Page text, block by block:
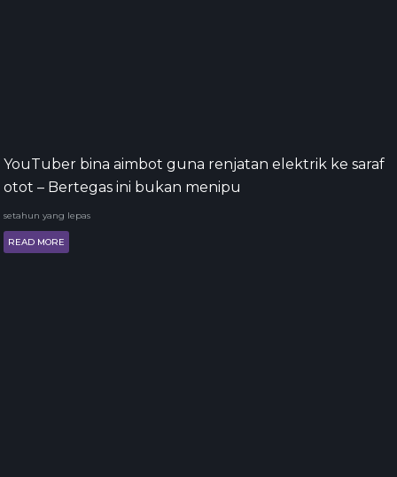
YouTuber bina aimbot guna renjatan elektrik ke saraf
otot – Bertegas ini bukan menipu
setahun yang lepas
READ MORE